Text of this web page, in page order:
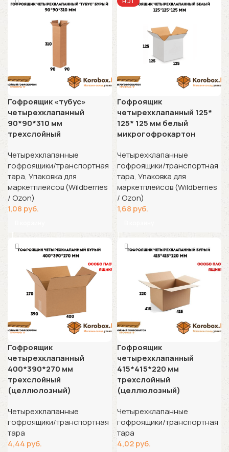
Гофроящик «тубус»
четырехклапанный
90*90*310 мм
трехслойный
Четырехклапанные
гофроящики/транспортная
тара, Упаковка для
маркетплейсов (Wildberries
/ Ozon)
1,08 руб.
Гофроящик
четырехклапанный 125*
125* 125 мм белый
микрогофрокартон
Четырехклапанные
гофроящики/транспортная
тара, Упаковка для
маркетплейсов (Wildberries
/ Ozon)
1,68 руб.
Гофроящик
четырехклапанный
400*390*270 мм
трехслойный
(целлюлозный)
Четырехклапанные
гофроящики/транспортная
тара
4,44 руб.
Гофроящик
четырехклапанный
415*415*220 мм
трехслойный
(целлюлозный)
Четырехклапанные
гофроящики/транспортная
тара
4,02руб.